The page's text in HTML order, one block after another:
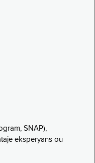
SNAP),
eksperyans ou